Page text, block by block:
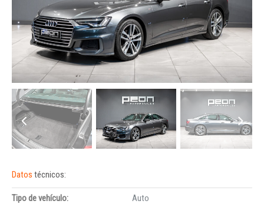
Datos técnicos:
Tipo de vehículo:
Auto